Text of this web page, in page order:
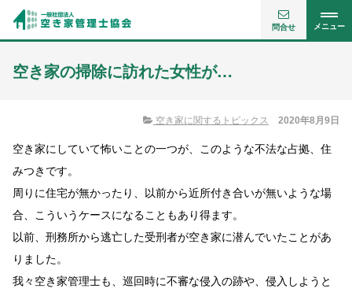
メニュー
問合せ
空き家の掃除に訪れた女性が…
空き家に関するトピックス 2020年8月9日
空き家にしていて怖いことの一つが、このような不法な占拠、住
みつきです。
周りに住宅が無かったり、以前から近所付き合いが無いような場
合、こういうケースになることもあり得ます。
以前、刑務所から逃亡した受刑者が空き家に潜んでいたことがあ
りました。
我々空き家管理士も、巡回時に不審な侵入の跡や、侵入しようと